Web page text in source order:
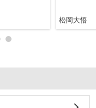
松岡大悟